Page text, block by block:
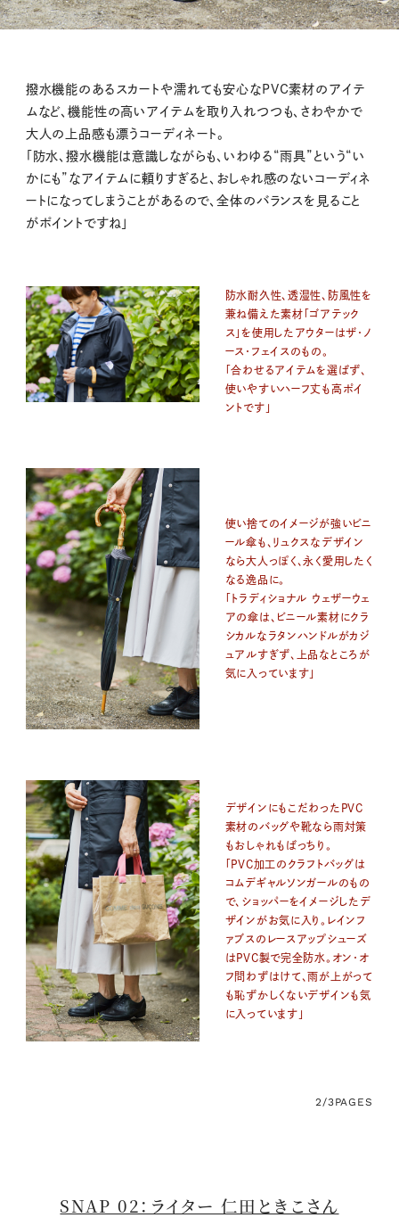
撥水機能のあるスカートや濡れても安心なPVC素材のアイテ
ムなど、機能性の高いアイテムを取り入れつつも、さわやかで
大人の上品感も漂うコーディネート。
「防水、撥水機能は意識しながらも、いわゆる“雨具”という“い
かにも”なアイテムに頼りすぎると、おしゃれ感のないコーディネ
ートになってしまうことがあるので、全体のバランスを見ること
がポイントですね」
防水耐久性、透湿性、防風性を
兼ね備えた素材「ゴアテック
ス」を使用したアウターはザ・ノ
ース・フェイスのもの。
「合わせるアイテムを選ばず、
使いやすいハーフ丈も高ポイ
ントです」
使い捨てのイメージが強いビニ
ール傘も、リュクスなデザイン
なら大人っぽく、永く愛用したく
なる逸品に。
「トラディショナル ウェザーウェ
アの傘は、ビニール素材にクラ
シカルなラタンハンドルがカジ
ュアルすぎず、上品なところが
気に入っています」
デザインにもこだわったPVC
素材のバッグや靴なら雨対策
もおしゃれもばっちり。
「PVC加工のクラフトバッグは
コムデギャルソンガールのもの
で、ショッパーをイメージしたデ
ザインがお気に入り。レインフ
ァブスのレースアップシューズ
はPVC製で完全防水。オン・オ
フ問わずはけて、雨が上がって
も恥ずかしくないデザインも気
に入っています」
2/3PAGES
SNAP 02：ライター 仁田ときこさん